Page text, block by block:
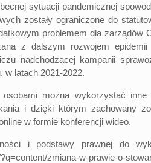
sytuacji pandemicznej
zostały ograniczone do
problemem dla zarządów
z dalszym rozwojem
nadchodzącej kampanii
w latach 2021-2022.
można wykorzystać
i dzięki którym zachowany
w formie konferencji wideo.
i podstawy prawnej do
zmiana-w-prawie-o-